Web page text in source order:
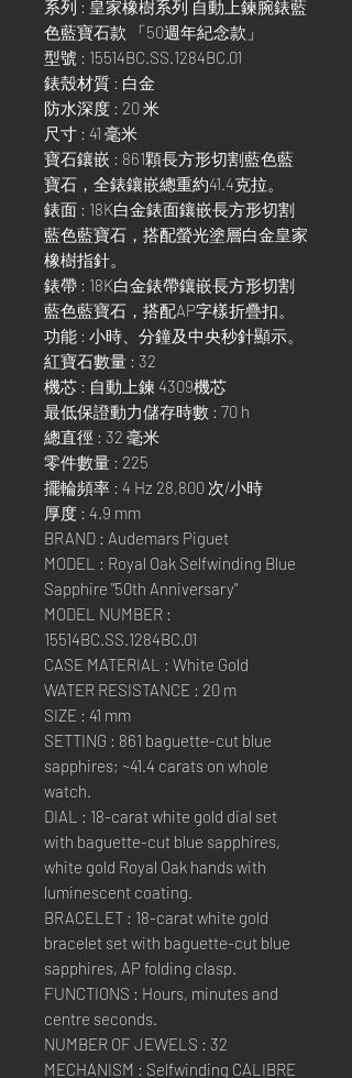
系列 : 皇家橡樹系列 自動上鍊腕錶藍
色藍寶石款 「50週年紀念款」
型號 : 15514BC.SS.1284BC.01
錶殼材質 : 白金
防水深度 : 20 米
尺寸 : 41 毫米
寶石鑲嵌 : 861顆長方形切割藍色藍
寶石，全錶鑲嵌總重約41.4克拉。
錶面 : 18K白金錶面鑲嵌長方形切割
藍色藍寶石，搭配螢光塗層白金皇家
橡樹指針。
錶帶 : 18K白金錶帶鑲嵌長方形切割
藍色藍寶石，搭配AP字樣折疊扣。
功能 : 小時、分鐘及中央秒針顯示。
紅寶石數量 : 32
機芯 : 自動上鍊 4309機芯
最低保證動力儲存時數 : 70 h
總直徑 : 32 毫米
零件數量 : 225
擺輪頻率 : 4 Hz 28,800 次/小時
厚度 : 4.9 mm
BRAND : Audemars Piguet
MODEL : Royal Oak Selfwinding Blue
Sapphire "50th Anniversary"
MODEL NUMBER :
15514BC.SS.1284BC.01
CASE MATERIAL : White Gold
WATER RESISTANCE : 20 m
SIZE : 41 mm
SETTING : 861 baguette-cut blue
sapphires; ~41.4 carats on whole
watch.
DIAL : 18-carat white gold dial set
with baguette-cut blue sapphires,
white gold Royal Oak hands with
luminescent coating.
BRACELET : 18-carat white gold
bracelet set with baguette-cut blue
sapphires, AP folding clasp.
FUNCTIONS : Hours, minutes and
centre seconds.
NUMBER OF JEWELS : 32
MECHANISM : Selfwinding CALIBRE